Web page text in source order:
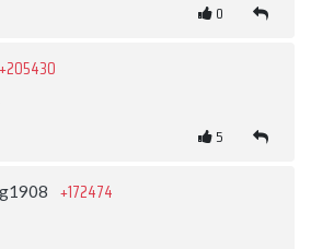
0
+205430
5
+172474